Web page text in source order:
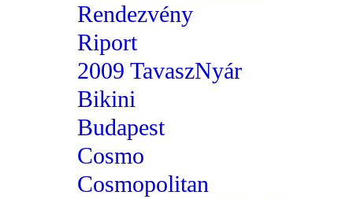
Rendezvény
Riport
2009 TavaszNyár
Bikini
Budapest
Cosmo
Cosmopolitan